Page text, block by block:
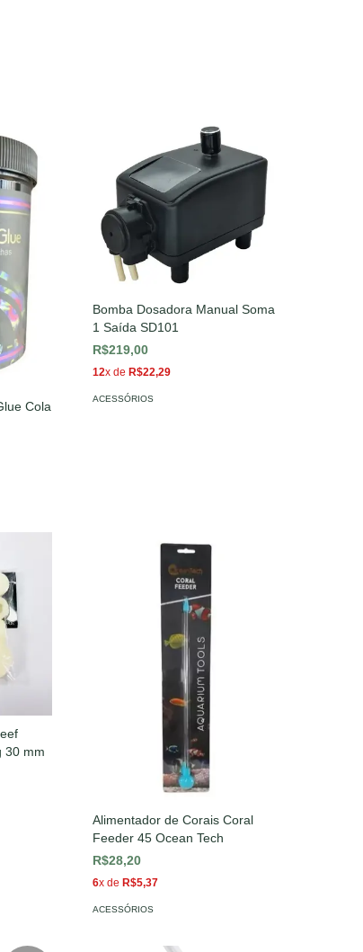
Cola
Bomba Dosadora Manual Soma
1 Saída SD101
R$219,00
12x deR$22,29
ACESSÓRIOS
30 mm
Alimentador de Corais Coral
Feeder 45 Ocean Tech
R$28,20
6x de R$5,37
ACESSÓRIOS